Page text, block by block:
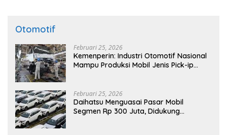
Otomotif
Februari 25, 2026
Kemenperin: Industri Otomotif Nasional
Mampu Produksi Mobil Jenis Pick-ip
Februari 25, 2026
Daihatsu Menguasai Pasar Mobil
Segmen Rp 300 Juta, Didukung